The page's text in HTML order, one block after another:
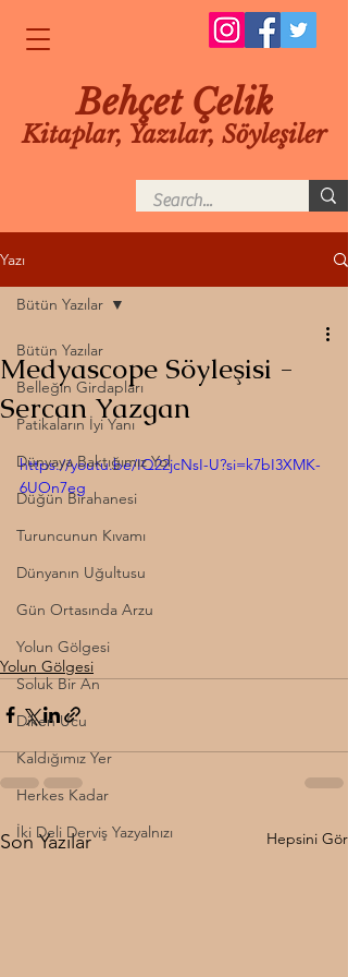
Behçet Çelik
Kitaplar, Yazılar, Söyleşiler
Yazı
Bütün Yazılar
Belleğin Girdapları
Patikaların İyi Yanı
Dünyaya Baktığımız Yol
Düğün Birahanesi
Turuncunun Kıvamı
Dünyanın Uğultusu
Gün Ortasında Arzu
Yolun Gölgesi
Soluk Bir An
Diken Ucu
Kaldığımız Yer
Herkes Kadar
İki Deli Derviş Yazyalnızı
Bütün Yazılar
Medyascope Söyleşisi -
Sercan Yazgan
https://youtu.be/IQ22jcNsI-U?si=k7bI3XMK-
6UOn7eg
Yolun Gölgesi
Son Yazılar Hepsini Gör